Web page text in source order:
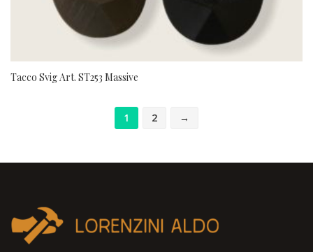
Tacco Svig Art. ST253 Massive
1 2 →